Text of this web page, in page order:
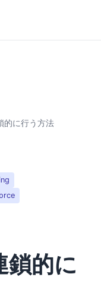
的に行う方法
鎖的に